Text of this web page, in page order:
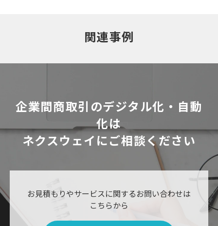
関連事例
企業間商取引のデジタル化・自動
化は
ネクスウェイにご相談ください
お見積もりやサービスに関するお問い合わせは
こちらから